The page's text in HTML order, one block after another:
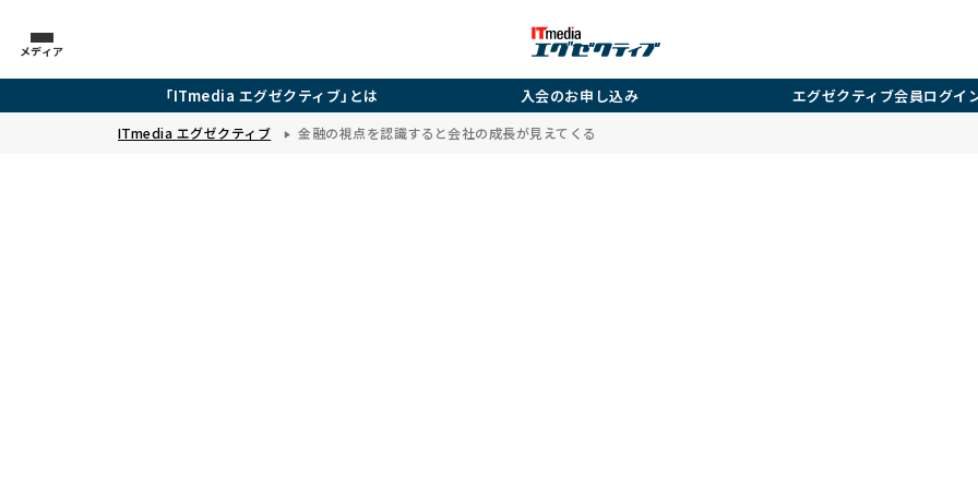
メディア
「ITmedia エグゼクティブ」とは 入会のお申し込み エグゼクティブ会員ログイ
ITmedia エグゼクティブ 金融の視点を認識すると会社の成長が見えてくる